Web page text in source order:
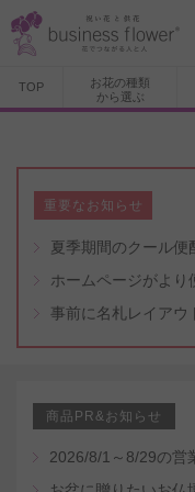
TOP
お花の種類
から選ぶ
重要なお知らせ
商品PR&お知らせ